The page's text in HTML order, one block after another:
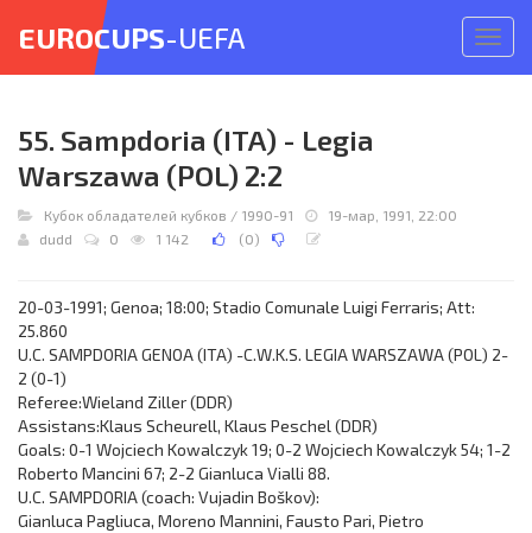
меню
EUROCUPS-UEFA
55. Sampdoria (ITA) - Legia
Warszawa (POL) 2:2
Кубок обладателей кубков / 1990-91
19-мар, 1991, 22:00
dudd
0 1 142 (0)
20-03-1991; Genoa; 18:00; Stadio Comunale Luigi Ferraris; Att:
25.860
U.C. SAMPDORIA GENOA (ITA) -C.W.K.S. LEGIA WARSZAWA (POL) 2-
2 (0-1)
Referee:Wieland Ziller (DDR)
Assistans:Klaus Scheurell, Klaus Peschel (DDR)
Goals: 0-1 Wojciech Kowalczyk 19; 0-2 Wojciech Kowalczyk 54; 1-2
Roberto Mancini 67; 2-2 Gianluca Vialli 88.
U.C. SAMPDORIA (coach: Vujadin Boškov):
Gianluca Pagliuca, Moreno Mannini, Fausto Pari, Pietro